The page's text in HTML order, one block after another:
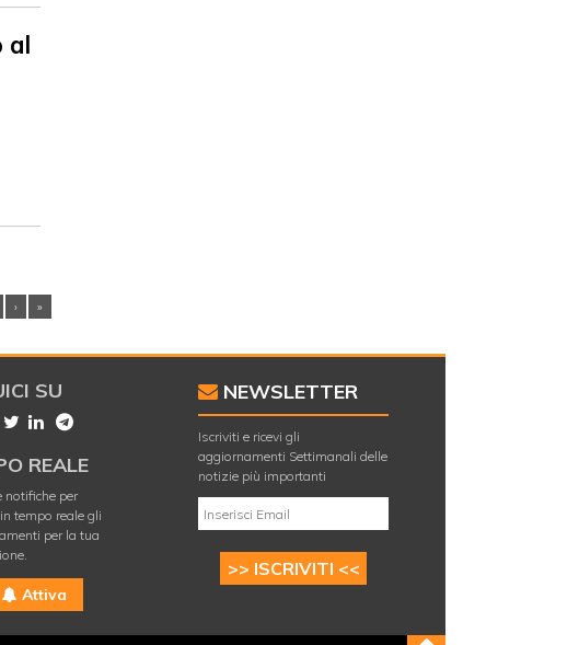
al
› »
SU
REALE
notifiche per
tempo reale gli
per la tua
Attiva
NEWSLETTER
Iscriviti e ricevi gli
aggiornamenti Settimanali delle
notizie più importanti
>> ISCRIVITI <<